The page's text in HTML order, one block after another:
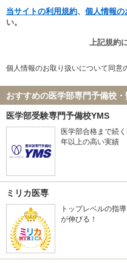
当サイトの利用規約、 個人情報の
い。
上記規約
個人情報のお取り扱いについて同意
おすすめの医学部専門予備校
医学部受験専門予備校YMS
医学部合格まで続
年以上の高い実績
ミリカ医専
トップレベルの指
が伸びる！